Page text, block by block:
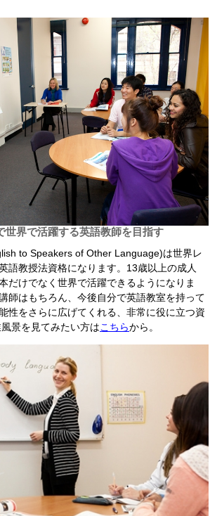
界で活躍する英語教師を目指す
to Speakers of Other Language)は世界レ
語教授法資格になります。13歳以上の成人
だけでなく世界で活躍できるようになりま
師はもちろん、今後自分で英語教室を持って
性をさらに広げてくれる、非常に役に立つ資
景を見てみたい方はこちらから。